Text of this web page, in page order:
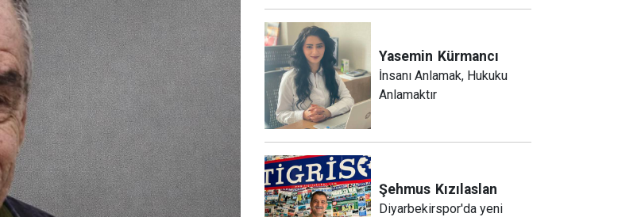
Yasemin Kürmancı
İnsanı Anlamak, Hukuku
Anlamaktır
Şehmus Kızılaslan
Diyarbekirspor'da yeni